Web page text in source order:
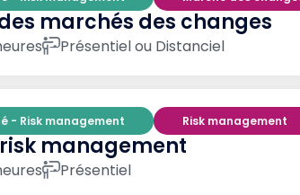
marchés des changes
Présentiel ou Distanciel
- Risk management Risk management
management
Présentiel